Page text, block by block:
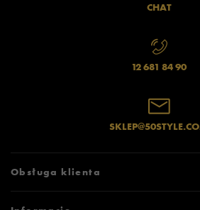
CHAT
12 681 84 90
Obsługa klienta